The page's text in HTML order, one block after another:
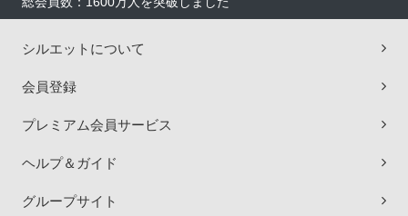
シルエットについて
会員登録
プレミアム会員サービス
ヘルプ＆ガイド
グループサイト